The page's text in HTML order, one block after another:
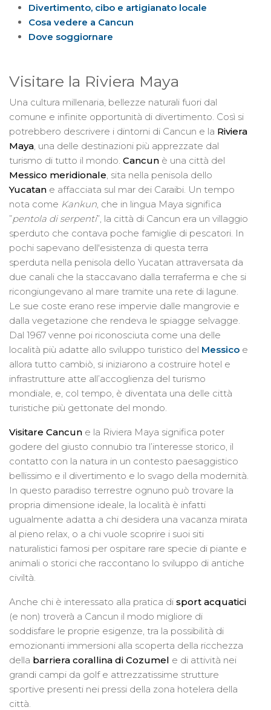
Divertimento, cibo e artigianato locale
Cosa vedere a Cancun
Dove soggiornare
Visitare la Riviera Maya
Una cultura millenaria, bellezze naturali fuori dal
comune e infinite opportunità di divertimento. Così si
potrebbero descrivere i dintorni di Cancun e la Riviera
Maya , una delle destinazioni più apprezzate dal
turismo di tutto il mondo. Cancun è una città del
Messico meridionale , sita nella penisola dello
Yucatan e affacciata sul mar dei Caraibi. Un tempo
nota come Kankun , che in lingua Maya significa
”pentola di serpenti”, la città di Cancun era un villaggio
sperduto che contava poche famiglie di pescatori. In
pochi sapevano dell'esistenza di questa terra
sperduta nella penisola dello Yucatan attraversata da
due canali che la staccavano dalla terraferma e che si
ricongiungevano al mare tramite una rete di lagune.
Le sue coste erano rese impervie dalle mangrovie e
dalla vegetazione che rendeva le spiagge selvagge.
Dal 1967 venne poi riconosciuta come una delle
località più adatte allo sviluppo turistico del Messico e
allora tutto cambiò, si iniziarono a costruire hotel e
infrastrutture atte all’accoglienza del turismo
mondiale, e, col tempo, è diventata una delle città
turistiche più gettonate del mondo.
Visitare Cancun e la Riviera Maya significa poter
godere del giusto connubio tra l’interesse storico, il
contatto con la natura in un contesto paesaggistico
bellissimo e il divertimento e lo svago della modernità.
In questo paradiso terrestre ognuno può trovare la
propria dimensione ideale, la località è infatti
ugualmente adatta a chi desidera una vacanza mirata
al pieno relax, o a chi vuole scoprire i suoi siti
naturalistici famosi per ospitare rare specie di piante e
animali o storici che raccontano lo sviluppo di antiche
civiltà.
Anche chi è interessato alla pratica di sport acquatici
(e non) troverà a Cancun il modo migliore di
soddisfare le proprie esigenze, tra la possibilità di
emozionanti immersioni alla scoperta della ricchezza
della barriera corallina di Cozumel e di attività nei
grandi campi da golf e attrezzatissime strutture
sportive presenti nei pressi della zona hotelera della
città.